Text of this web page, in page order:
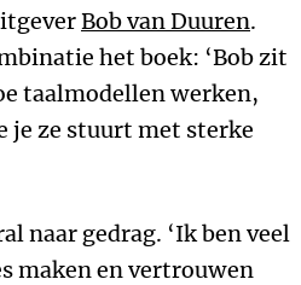
Bob van Duuren.
het boek: ‘Bob zit
taalmodellen werken,
je ze stuurt met sterke
naar gedrag. ‘Ik ben veel
maken en vertrouwen